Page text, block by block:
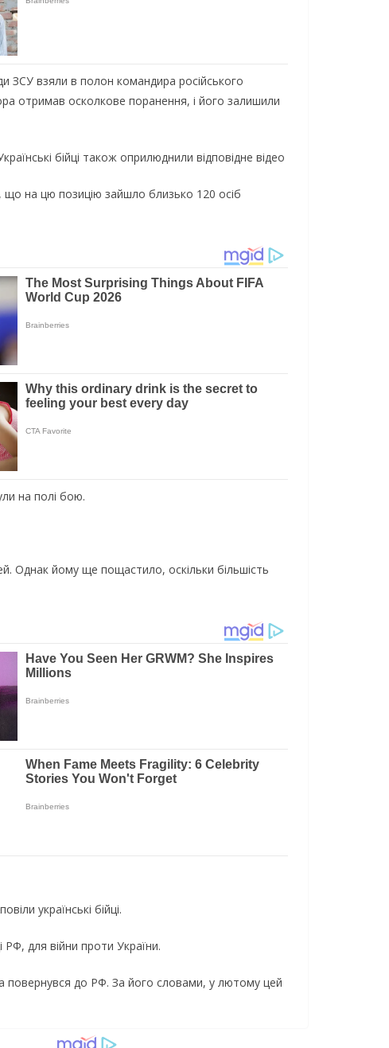
ЗСУ взяли в полон командира російського
отримав осколкове поранення, і його залишили
бійці також оприлюднили відповідне відео
що на цю позицію зайшло близько 120 осіб
на полі бою.
Однак йому ще пощастило, оскільки більшість
українські бійці.
РФ, для війни проти України.
повернувся до РФ. За його словами, у лютому цей